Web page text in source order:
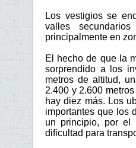
Los vestigios se
valles
principalmente en
El hecho de que la
sorprendido a los
metros de altitud,
2.400 y 2.600
hay diez más. Los
importantes que los
un principio, por el
dificultad para